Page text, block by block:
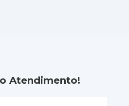
Atendimento!